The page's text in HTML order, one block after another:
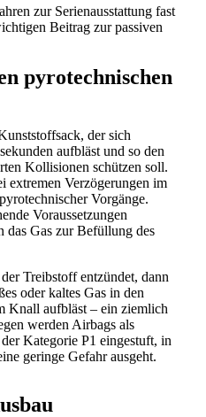
zur Serienausstattung fast
Beitrag zur passiven
pyrotechnischen
der sich
aufbläst und so den
Kollisionen schützen soll.
extremen Verzögerungen im
Vorgänge.
Voraussetzungen
das Gas zur Befüllung des
Treibstoff entzündet, dann
oder kaltes Gas in den
Knall aufbläst – ein ziemlich
werden Airbags als
Kategorie P1 eingestuft, in
geringe Gefahr ausgeht.